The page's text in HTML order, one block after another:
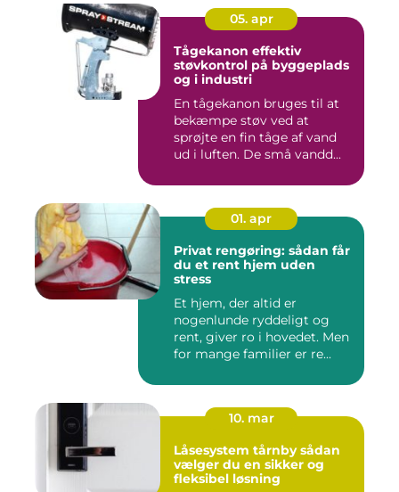
05. apr
Tågekanon effektiv
støvkontrol på byggeplads
og i industri
En tågekanon bruges til at
bekæmpe støv ved at
sprøjte en fin tåge af vand
ud i luften. De små vandd...
01. apr
Privat rengøring: sådan får
du et rent hjem uden
stress
Et hjem, der altid er
nogenlunde ryddeligt og
rent, giver ro i hovedet. Men
for mange familier er re...
10. mar
Låsesystem tårnby sådan
vælger du en sikker og
fleksibel løsning